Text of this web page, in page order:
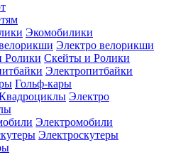
Экомобилики
Электро велорикши
Скейты и Ролики
Электропитбайки
Гольф-кары
Электро
Электромобили
Электроскутеры